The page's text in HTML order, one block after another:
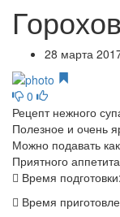
28 марта
0
Рецепт нежного
Полезное и очень
Можно подавать
Приятного
Время подготовки:
Время